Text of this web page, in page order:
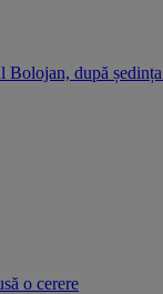
după
o cerere